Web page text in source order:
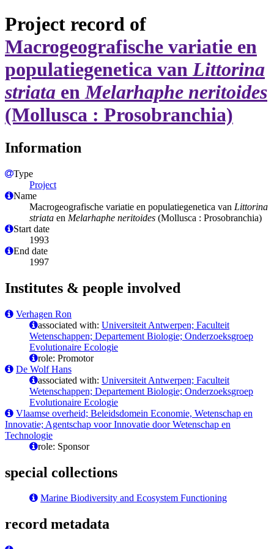
Project record of
Macrogeografische variatie en
populatiegenetica vanLittorina
striata enMelarhaphe neritoides
(Mollusca : Prosobranchia)
Information
Type
Project
Name
Macrogeografische variatie en populatiegenetica van Littorina
striata en Melarhaphe neritoides (Mollusca : Prosobranchia)
Start date
1993
End date
1997
Institutes & people involved
Verhagen Ron
associated with: Universiteit Antwerpen; Faculteit
Wetenschappen; Departement Biologie; Onderzoeksgroep
Evolutionaire Ecologie
role: Promotor
De Wolf Hans
associated with: Universiteit Antwerpen; Faculteit
Wetenschappen; Departement Biologie; Onderzoeksgroep
Evolutionaire Ecologie
Vlaamse overheid; Beleidsdomein Economie, Wetenschap en
Innovatie; Agentschap voor Innovatie door Wetenschap en
Technologie
role: Sponsor
special collections
Marine Biodiversity and Ecosystem Functioning
record metadata